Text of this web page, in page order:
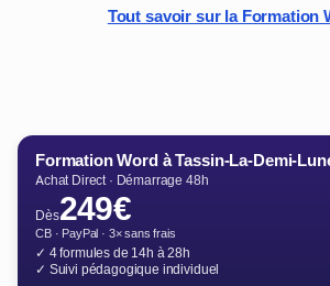
Tout savoir sur la Formation
Formation Word à Tassin-La-Demi-
Achat Direct · Démarrage 48h
Dès249€
CB · PayPal · 3× sans frais
✓ 4 formules de 14h à 28h
✓ Suivi pédagogique individuel